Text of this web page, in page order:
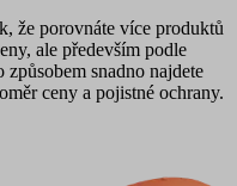
že porovnáte více produktů
ale především podle
snadno najdete
ceny a pojistné ochrany.